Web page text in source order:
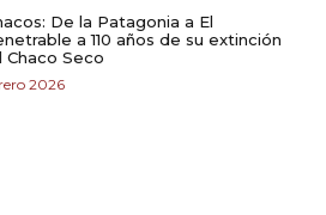
De la Patagonia a El
a 110 años de su extinción
Chaco Seco
2026